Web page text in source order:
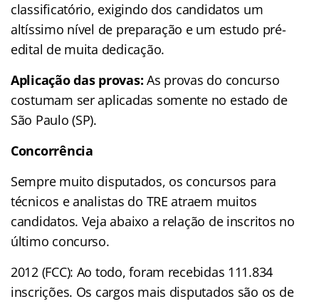
classificatório, exigindo dos candidatos um
altíssimo nível de preparação e um estudo pré-
edital de muita dedicação.
Aplicação das provas: As provas do concurso
costumam ser aplicadas somente no estado de
São Paulo (SP).
Concorrência
Sempre muito disputados, os concursos para
técnicos e analistas do TRE atraem muitos
candidatos. Veja abaixo a relação de inscritos no
último concurso.
2012 (FCC): Ao todo, foram recebidas 111.834
inscrições. Os cargos mais disputados são os de